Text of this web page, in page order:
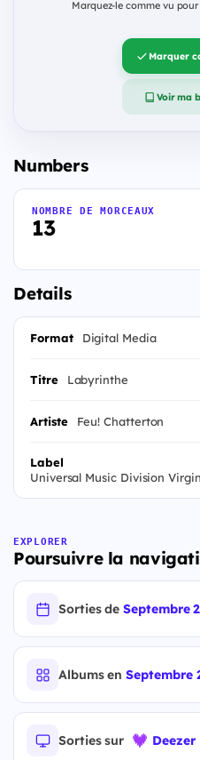
Marquez-le comme vu
Marquer
Voir ma
Numbers
13
NOMBRE DE MORCEAUX
Details
Format Digital Media
Titre Labyrinthe
Artiste Feu! Chatterton
Label
Universal Music Division
EXPLORER
Poursuivre la
Sorties deSeptembre
Albums enSeptembre
Sorties sur Deezer